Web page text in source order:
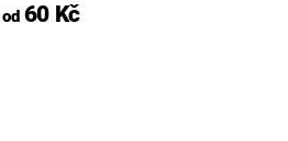
od60 Kč